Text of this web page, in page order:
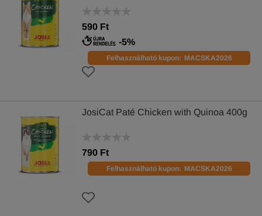
590 Ft
-5%
Felhasználható kupon: MACSKA2026
JosiCat Paté Chicken with Quinoa 400g
790 Ft
Felhasználható kupon: MACSKA2026